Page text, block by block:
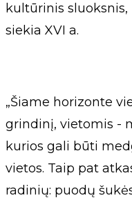
kultūrinis
siekia XVI a.
„Šiame horizonte
grindinį, vietomis -
kurios gali būti
vietos. Taip pat
radinių: puodų